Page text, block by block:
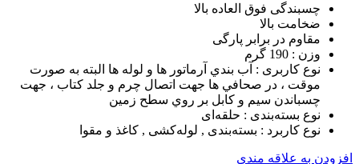
چسبندگی فوق العاده بالا
ضخامت بالا
مقاوم در برابر پارگی
وزن : 190 گرم
نوع کاربری : آب بندي آرماتور ها و لوله ها البته به صورت
موقت ، در صحافي ها جهت اتصال چرم و جلد كتاب ، جهت
چسباندن سيم و كابل بر روي سطح زمين
نوع بسته‌بندی : حلقه‌ای
نوع کاربرد : بسته‌بندی , لوله‌کشی , کاغذ و مقوا
افزودن به علاقه مندی